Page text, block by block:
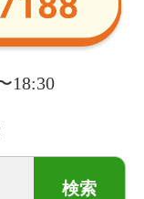
18:30
検索